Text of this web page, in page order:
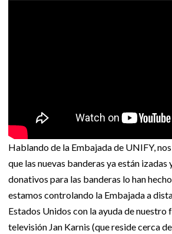
Hablando de la Embajada de UNIFY,
que las nuevas banderas ya están izadas
donativos para las banderas lo han
estamos controlando la Embajada a
Estados Unidos con la ayuda de
televisión Jan Karnis (que reside cerca